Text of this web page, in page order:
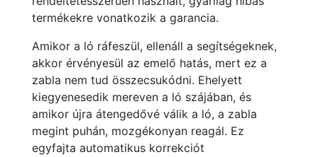
termékekre vonatkozik a garancia.
Amikor a ló ráfeszül, ellenáll a segítségeknek,
akkor érvényesül az emelő hatás, mert ez a
zabla nem tud összecsukódni. Ehelyett
kiegyenesedik mereven a ló szájában, és
amikor újra átengedővé válik a ló, a zabla
megint puhán, mozgékonyan reagál. Ez
egyfajta automatikus korrekciót